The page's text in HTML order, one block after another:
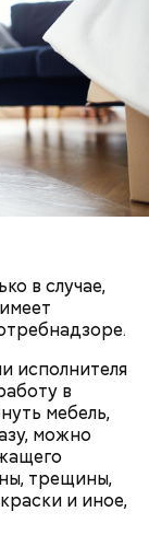
в случае,
исполнителя
в
мебель,
можно
трещины,
и иное,
всех дыня
ее стоит
Москва»
эту ягоду